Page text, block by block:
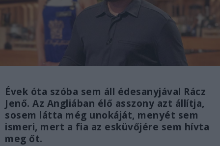
Évek óta szóba sem áll édesanyjával Rácz
Jenő. Az Angliában élő asszony azt állítja,
sosem látta még unokáját, menyét sem
ismeri, mert a fia az esküvőjére sem hívta
meg őt.